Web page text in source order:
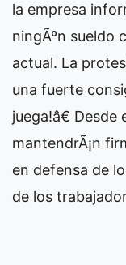
la empresa
ningÃºn sueldo
actual. La
una fuerte
juega!â€
mantendrÃ¡n
en defensa de
de los